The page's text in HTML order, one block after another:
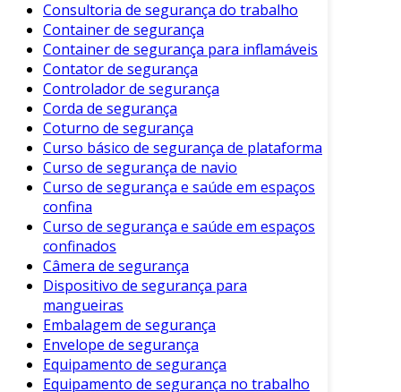
Essas características fazem das botinas de
segurança uma escolha inteligente para quem
precisa de proteção e conforto no trabalho.
Vantagens do Uso de Botinas de
Segurança
O uso de botinas de segurança traz uma série
de vantagens para os trabalhadores. Entre os
principais benefícios, podemos listar:
Proteção Eficiente: Mantém os pés
seguros contra quedas e impactos.
Durabilidade: Fabricadas com materiais
resistentes, têm vida útil longa.
Conforto: Designs ergonômicos
garantem conforto mesmo em longas
jornadas.
Consultoria de segurança do trabalho
Container de segurança
Container de segurança para inflamáveis
Contator de segurança
Controlador de segurança
Corda de segurança
Coturno de segurança
Curso básico de segurança de plataforma
Curso de segurança de navio
Curso de segurança e saúde em espaços
confina
Curso de segurança e saúde em espaços
confinados
Câmera de segurança
Dispositivo de segurança para
mangueiras
Embalagem de segurança
Envelope de segurança
Equipamento de segurança
Equipamento de segurança no trabalho